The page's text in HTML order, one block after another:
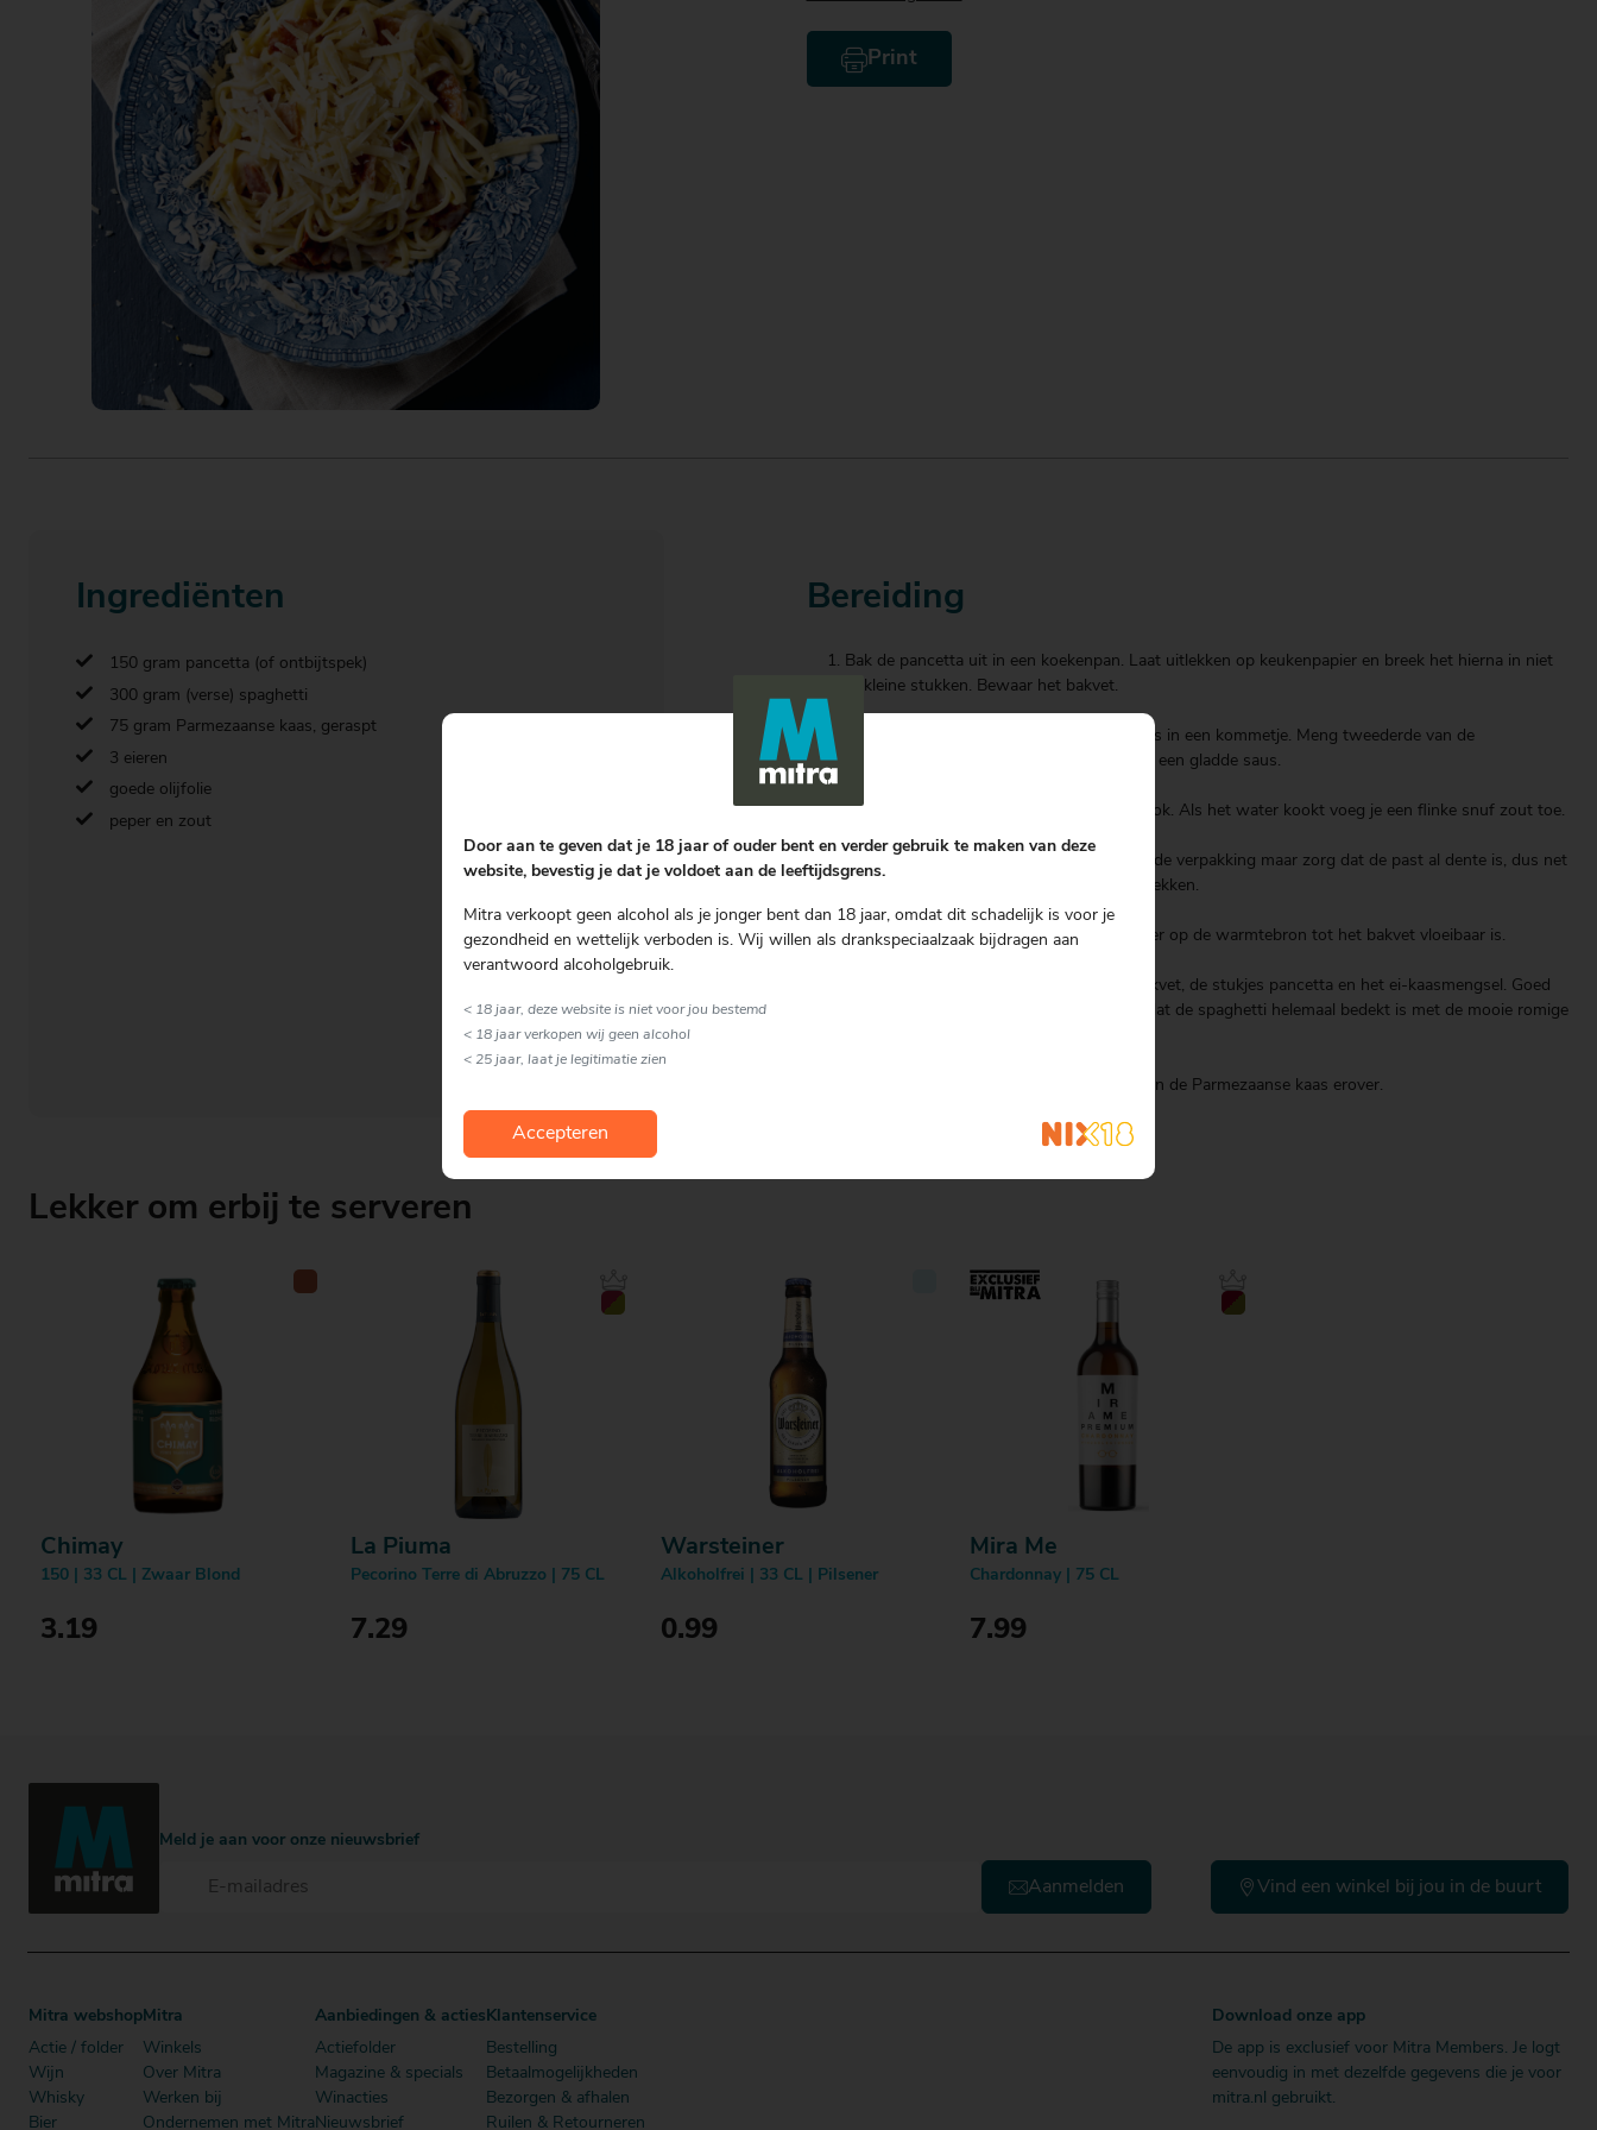
Voordelen Mitra Member
Klantenservice
Print
Ingrediënten
150 gram pancetta (of ontbijtspek)
300 gram (verse) spaghetti
75 gram Parmezaanse kaas, geraspt
3 eieren
goede olijfolie
peper en zout
Bereiding
Bak de pancetta uit in een koekenpan. Laat uitlekken op keukenpapier en breek het hierna in niet
te kleine stukken. Bewaar het bakvet.
Klop 2 eieren en de dooier van het 3e ei los in een kommetje. Meng tweederde van de
Parmezaanse kaas door het eimengsel tot een gladde saus.
Breng een grote pan met water aan de kook. Als het water kookt voeg je een flinke snuf zout toe.
Kook de spaghetti volgens aanwijzing op de verpakking maar zorg dat de past al dente is, dus net
gaar. Giet de spaghetti af en laat goed uitlekken.
Zet de koekenpan met het bakvet erin weer op de warmtebron tot het bakvet vloeibaar is.
Meng de spaghetti nu meteen met het bakvet, de stukjes pancetta en het ei-kaasmengsel. Goed
schudden of voorzichtig omscheppen zodat de spaghetti helemaal bedekt is met de mooie romige
Verdeel over 4 borden en strooi de rest van de Parmezaanse kaas erover.
Lekker om erbij te serveren
Chimay
150 | 33 CL | Zwaar Blond
3.19
La Piuma
Pecorino Terre di Abruzzo | 75 CL
7.29
Warsteiner
Alkoholfrei | 33 CL | Pilsener
0.99
Mira Me
Chardonnay | 75 CL
7.99
Meld je aan voor onze nieuwsbrief
Aanmelden Vind een winkel bij jou in de buurt
Mitra webshop
Actie / folder
Wijn
Whisky
Bier
Mitra
Winkels
Over Mitra
Werken bij
Ondernemen met Mitra
Aanbiedingen & acties
Actiefolder
Magazine & specials
Winacties
Nieuwsbrief
Klantenservice
Bestelling
Betaalmogelijkheden
Bezorgen & afhalen
Ruilen & Retourneren
Download onze app
De app is exclusief voor Mitra Members. Je logt
eenvoudig in met dezelfde gegevens die je voor
mitra.nl gebruikt.
Door aan te geven dat je 18 jaar of ouder bent en verder gebruik te maken van deze
website, bevestig je dat je voldoet aan de leeftijdsgrens.
Mitra verkoopt geen alcohol als je jonger bent dan 18 jaar, omdat dit schadelijk is voor je
gezondheid en wettelijk verboden is. Wij willen als drankspeciaalzaak bijdragen aan
verantwoord alcoholgebruik.
< 18 jaar, deze website is niet voor jou bestemd
< 18 jaar verkopen wij geen alcohol
< 25 jaar, laat je legitimatie zien
Accepteren